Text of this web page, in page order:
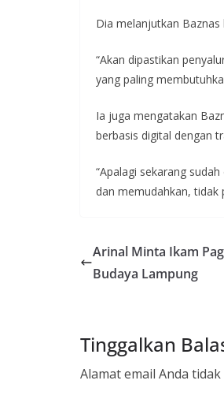
Dia melanjutkan
“Akan dipastikan
yang paling
Ia juga mengatakan
berbasis digital dengan
“Apalagi sekarang
dan memudahkan, tidak
Arinal Minta Ikam
Budaya Lampung
Tinggalkan
Alamat email Anda